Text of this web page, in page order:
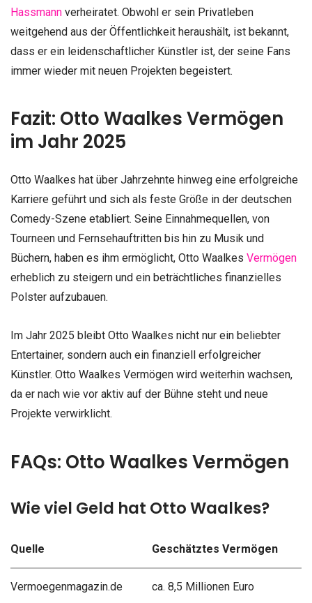
Hassmann verheiratet. Obwohl er sein Privatleben
weitgehend aus der Öffentlichkeit heraushält, ist bekannt,
dass er ein leidenschaftlicher Künstler ist, der seine Fans
immer wieder mit neuen Projekten begeistert.
Fazit: Otto Waalkes Vermögen
im Jahr 2025
Otto Waalkes hat über Jahrzehnte hinweg eine erfolgreiche
Karriere geführt und sich als feste Größe in der deutschen
Comedy-Szene etabliert. Seine Einnahmequellen, von
Tourneen und Fernsehauftritten bis hin zu Musik und
Büchern, haben es ihm ermöglicht, Otto Waalkes Vermögen
erheblich zu steigern und ein beträchtliches finanzielles
Polster aufzubauen.
Im Jahr 2025 bleibt Otto Waalkes nicht nur ein beliebter
Entertainer, sondern auch ein finanziell erfolgreicher
Künstler. Otto Waalkes Vermögen wird weiterhin wachsen,
da er nach wie vor aktiv auf der Bühne steht und neue
Projekte verwirklicht.
FAQs: Otto Waalkes Vermögen
Wie viel Geld hat Otto Waalkes?
Quelle Geschätztes Vermögen
Vermoegenmagazin.de ca. 8,5 Millionen Euro